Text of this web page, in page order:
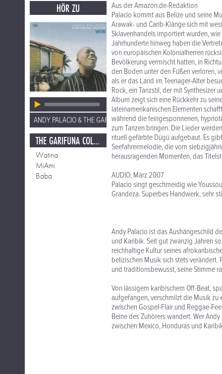
HÖR ZU
ANDY PALACIO & THE GARIFUNA COLLECTIVE
THE GARIFUNA COLLECTIVE
Watina
MiAmi
Baba
Aus der Amazon.de-Redaktion
Palacio kommt aus Belize und seine
Arawak- und Carib-Klänge sich mit
Sklavenhandels importiert wurden,
Jahrhunderte hinweg haben die
von europäischen Kolonialherren
Bevölkerung vermischt hatten, in
den Boden unter den Füßen verloren,
als er das Land im Teenager-Alter
Rock, ein Tanzstil, der mit
Album zeigt sich eine Rückkehr zu
lateinamerikanischen Elementen
während die feingesponnenen,
zum Tanzen bringen. Die Lieder
rituell gefärbte Dügü aufgebaut. Es
Seefahrermelodie, die vom
herausragenden Momenten, das
AUDIO, März 2007
Palacio singt geschmeidig wie
Grandeza. Superbes Handwerk, sehr
Andy Palacio ist das Aushängeschild
und Karibik. Seit gut zwanzig Jahren
reichhaltige Kultur seines
belizischen Musik sich stets verändert.
und traditionsbewusst, seine Stimme
Von lässigem karibischem Off-Beat,
aufgefangen, verschmilzt die Musik
zwischen Gospel-Flair und Reggae-
Beine des Zuhörers wandert. Wer
zwischen Mexico, Honduras und